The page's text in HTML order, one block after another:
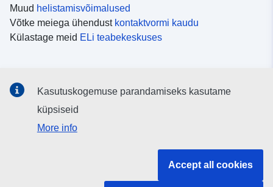
Muud helistamisvõimalused
Võtke meiega ühendust kontaktvormi kaudu
Külastage meid ELi teabekeskuses
Otsige ELi teavet
ELi institutsioonid ja asutused
Kasutuskogemuse parandamiseks kasutame
küpsiseid
More info
Accept all cookies